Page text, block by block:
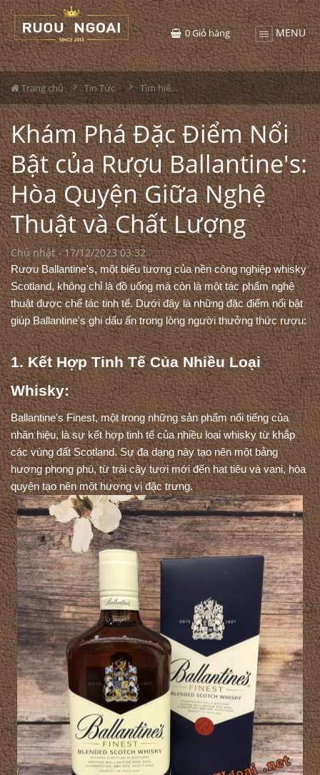
MENU
0Giỏ hàng
Trang chủ Tin Tức Tìm hiểu về rượu
Khám Phá Đặc Điểm Nổi
Bật của Rượu Ballantine's:
Hòa Quyện Giữa Nghệ
Thuật và Chất Lượng
Chủ nhật - 17/12/2023 03:32
Rượu Ballantine's, một biểu tượng của nền công nghiệp whisky
Scotland, không chỉ là đồ uống mà còn là một tác phẩm nghệ
thuật được chế tác tinh tế. Dưới đây là những đặc điểm nổi bật
giúp Ballantine's ghi dấu ấn trong lòng người thưởng thức rượu:
1. Kết Hợp Tinh Tế Của Nhiều Loại
Whisky:
Ballantine's Finest, một trong những sản phẩm nổi tiếng của
nhãn hiệu, là sự kết hợp tinh tế của nhiều loại whisky từ khắp
các vùng đất Scotland. Sự đa dạng này tạo nên một bảng
hương phong phú, từ trái cây tươi mới đến hạt tiêu và vani, hòa
quyện tạo nên một hương vị đặc trưng.